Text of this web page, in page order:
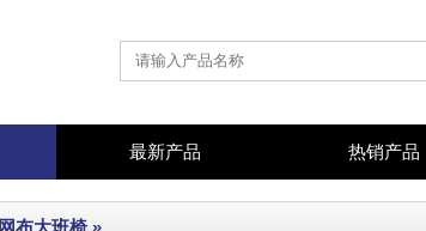
最新产品 热销产品
网布大班椅»